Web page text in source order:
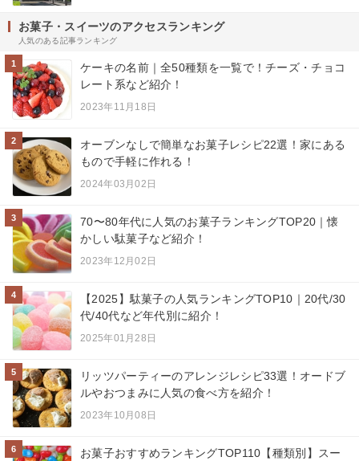
お菓子・スイーツのアクセスランキング
人気のある記事ランキング
1
ケーキの名前｜全50種類を一覧で！チーズ・チョコ
レート系など紹介！
2023年11月18日
2
オーブンなしで簡単なお菓子レシピ22選！家にある
もので手軽に作れる！
2024年03月02日
3
70〜80年代に人気のお菓子ランキングTOP20｜懐
かしい駄菓子など紹介！
2023年12月02日
4
【2025】駄菓子の人気ランキングTOP10｜20代/30
代/40代など年代別に紹介！
2025年01月28日
5
リッツパーティーのアレンジレシピ33選！オードブ
ルやおつまみに人気の食べ方を紹介！
2023年10月08日
6
お菓子おすすめランキングTOP110【種類別】スー